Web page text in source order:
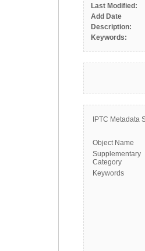
Last Modified:
Add Date
Description:
Keywords:
IPTC Metadata
Object Name
Supplementary
Category
Keywords